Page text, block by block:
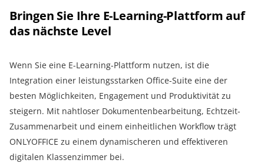
Bringen Sie Ihre E-Learning-Plattform auf
das nächste Level
Wenn Sie eine E-Learning-Plattform nutzen, ist die
Integration einer leistungsstarken Office-Suite eine der
besten Möglichkeiten, Engagement und Produktivität zu
steigern. Mit nahtloser Dokumentenbearbeitung, Echtzeit-
Zusammenarbeit und einem einheitlichen Workflow trägt
ONLYOFFICE zu einem dynamischeren und effektiveren
digitalen Klassenzimmer bei.